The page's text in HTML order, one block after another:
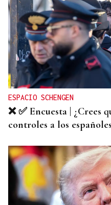
ESPACIO SCHENGEN
❌ ✅ Encuesta | ¿Crees
controles a los